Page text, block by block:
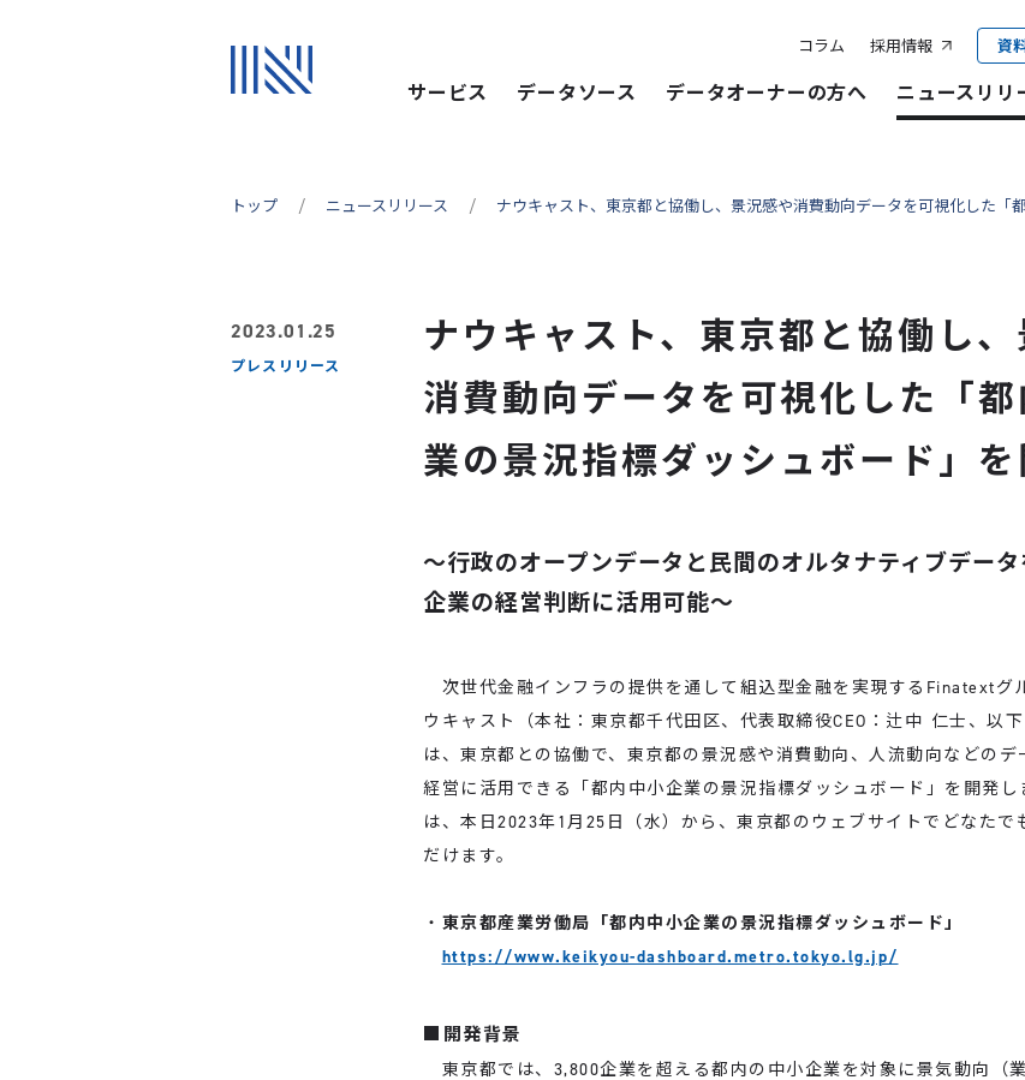
コラム 採用情報 資
サービス データソース データオーナーの方へ ニュースリリ
トップ ニュースリリース ナウキャスト、東京都と協働し、景況感や消費動向データを可視化した「
2023.01.25
プレスリリース
ナウキャスト、東京都と協働し、
消費動向データを可視化した「
業の景況指標ダッシュボード」を
～行政のオープンデータと民間のオルタナティブデータ
企業の経営判断に活用可能～
次世代金融インフラの提供を通して組込型金融を実現するFinatextグ
ウキャスト（本社：東京都千代田区、代表取締役CEO：辻中 仁士、以下
は、東京都との協働で、東京都の景況感や消費動向、人流動向などのデ
経営に活用できる「都内中小企業の景況指標ダッシュボード」を開発し
は、本日2023年1月25日（水）から、東京都のウェブサイトでどなたで
だけます。
・ 東京都産業労働局「都内中小企業の景況指標ダッシュボード」
https://www.keikyou-dashboard.metro.tokyo.lg.jp/
■開発背景
東京都では、3,800企業を超える都内の中小企業を対象に景気動向（